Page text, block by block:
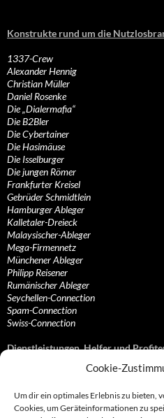
Cookie-
Um dir ein optimales Erlebnis zu bieten,
Cookies, um Geräteinformationen zu
Konstrukte rund um die
1337-Crew
Alexander Hennig
Christian Müller
Daniel Rosenke
Die „Dialermafia“
Die B2Bler
Die Cybertainer
Die Hasimäuse
Die Isselburger
Die jungen Römer
Frankfurter Kreisel
Gebrüder Schmidtlein
Hamburger Ableger
Kalletaler-Dreieck
Malaysischer-Ableger
Mega-Firmennetz
Münchener Ableger
Philipp Reisener
Rumänischer Ableger
Seychellen-Connection
Spam-Connection
Swiss-Connection
Dienstleistungen, Helfer und
Anonymisierungsdienste, VPN- und
Bezahlsysteme, Finanzdienstleister und…
Bürodienstleister, Firmengründer- und/